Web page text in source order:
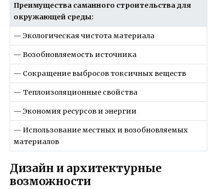
Преимущества саманного строительства для
окружающей среды:
— Экологическая чистота материала
— Возобновляемость источника
— Сокращение выбросов токсичных веществ
— Теплоизоляционные свойства
— Экономия ресурсов и энергии
— Использование местных и возобновляемых
материалов
Дизайн и архитектурные
возможности